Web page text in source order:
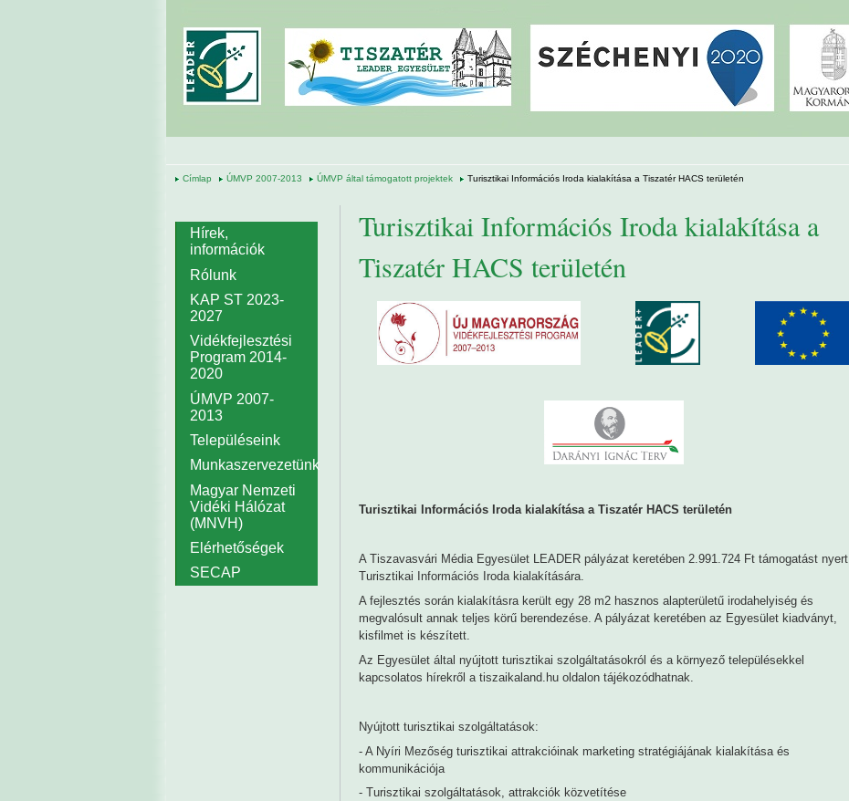
Címlap ÚMVP 2007-2013 ÚMVP által támogatott projektek Turisztikai Információs Iroda kialakítása a Tiszatér HACS területén
Turisztikai Információs Iroda kialakítása a
Tiszatér HACS területén
Turisztikai Információs Iroda kialakítása a Tiszatér HACS területén
A Tiszavasvári Média Egyesület LEADER pályázat keretében 2.991.724 Ft támogatást nyert
Turisztikai Információs Iroda kialakítására.
A fejlesztés során kialakításra került egy 28 m2 hasznos alapterületű irodahelyiség és
megvalósult annak teljes körű berendezése. A pályázat keretében az Egyesület kiadványt,
kisfilmet is készített.
Az Egyesület által nyújtott turisztikai szolgáltatásokról és a környező településekkel
kapcsolatos hírekről a tiszaikaland.hu oldalon tájékozódhatnak.
Nyújtott turisztikai szolgáltatások:
- A Nyíri Mezőség turisztikai attrakcióinak marketing stratégiájának kialakítása és
kommunikációja
- Turisztikai szolgáltatások, attrakciók közvetítése
Hírek,
információk
Rólunk
KAP ST 2023-
2027
Vidékfejlesztési
Program 2014-
2020
ÚMVP 2007-
2013
Településeink
Munkaszervezetünk
Magyar Nemzeti
Vidéki Hálózat
(MNVH)
Elérhetőségek
SECAP